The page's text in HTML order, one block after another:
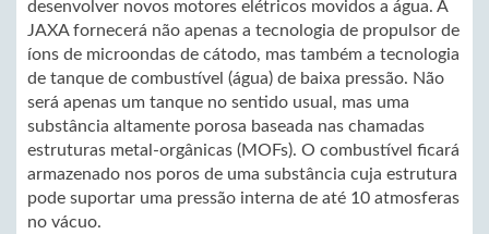
desenvolver novos motores elétricos movidos a água. A
JAXA fornecerá não apenas a tecnologia de propulsor de
íons de microondas de cátodo, mas também a tecnologia
de tanque de combustível (água) de baixa pressão. Não
será apenas um tanque no sentido usual, mas uma
substância altamente porosa baseada nas chamadas
estruturas metal-orgânicas (MOFs). O combustível ficará
armazenado nos poros de uma substância cuja estrutura
pode suportar uma pressão interna de até 10 atmosferas
no vácuo.